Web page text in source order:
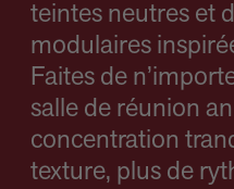
teintes neutres et
modulaires
Faites de
salle de réunion
concentration
texture, plus de